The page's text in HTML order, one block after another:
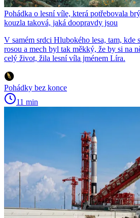
Pohádka o lesní víle, která potřebovala
kouzla taková, jaká doopravdy jsou
V samém srdci Hlubokého lesa, tam, kde
rosou a mech byl tak měkký, že by si na
celý život, žila lesní víla jménem Líra.
Pohádky bez konce
11 min